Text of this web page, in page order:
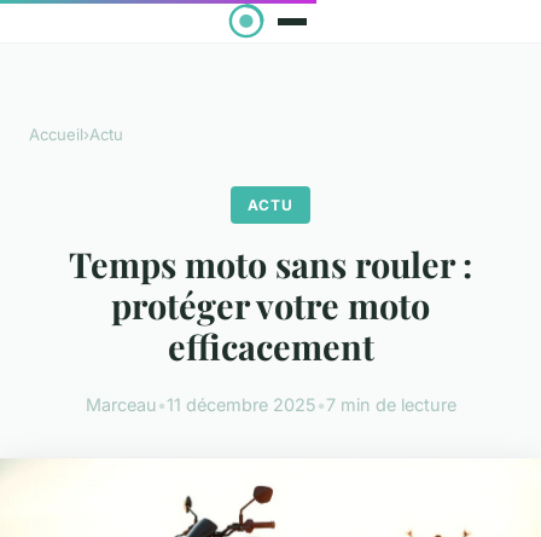
Accueil›Actu
ACTU
Temps moto sans rouler :
protéger votre moto
efficacement
Marceau•11 décembre 2025•7 min de lecture